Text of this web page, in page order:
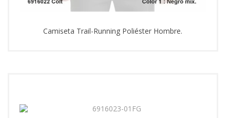
Camiseta Trail-Running Poliéster Hombre.